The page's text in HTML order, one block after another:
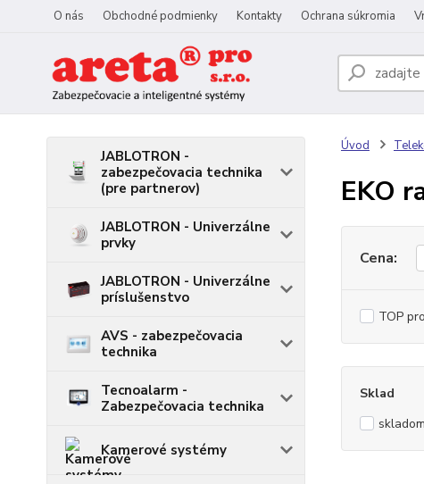
O nás Obchodné podmienky Kontakty Ochrana súkromia
JABLOTRON -
zabezpečovacia technika
(pre partnerov)
JABLOTRON - Univerzálne
prvky
JABLOTRON - Univerzálne
príslušenstvo
AVS - zabezpečovacia
technika
Tecnoalarm -
Zabezpečovacia technika
Kamerové systémy
Úvod
EKO
Cena:
TOP
Sklad
skladom